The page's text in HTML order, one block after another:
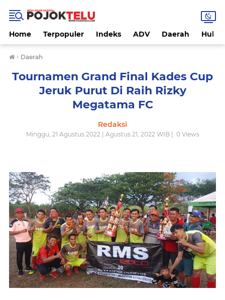
Home Terpopuler Indeks ADV Daerah
› Daerah
Tournamen Grand Final Kades Cup
Jeruk Purut Di Raih Rizky
Megatama FC
Redaksi
Minggu, 21 Agustus 2022 | Agustus 21, 2022 WIB | 0Views